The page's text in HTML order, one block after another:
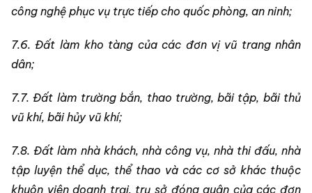
công nghệ phục vụ trực tiếp cho quốc phòng, an ninh;
7.6. Đất làm kho tàng của các đơn vị vũ trang nhân
dân;
7.7. Đất làm trường bắn, thao trường, bãi tập, bãi thử
vũ khí, bãi hủy vũ khí;
7.8. Đất làm nhà khách, nhà công vụ, nhà thi đấu, nhà
tập luyện thể dục, thể thao và các cơ sở khác thuộc
khuôn viên doanh trại, trụ sở đóng quân của các đơn